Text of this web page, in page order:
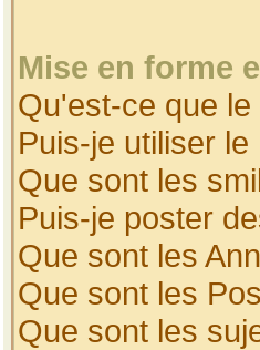
Mise en forme
Qu'est-ce que le
Puis-je utiliser le
Que sont les
Puis-je poster
Que sont les
Que sont les
Que sont les